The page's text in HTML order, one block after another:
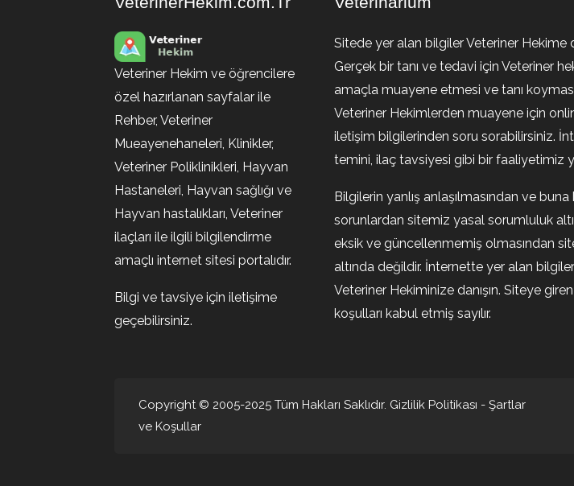
Veteriner Hekim ve öğrencilere
özel hazırlanan sayfalar ile
Rehber, Veteriner
Mueayenehaneleri, Klinikler,
Veteriner Poliklinikleri, Hayvan
Hastaneleri, Hayvan sağlığı ve
Hayvan hastalıkları, Veteriner
ilaçları ile ilgili bilgilendirme
amaçlı internet sitesi portalıdır.
Bilgi ve tavsiye için iletişime
geçebilirsiniz.
Sitede yer alan bilgiler Veteriner Hekime
Gerçek bir tanı ve tedavi için Veteriner
amaçla muayene etmesi ve tanı
Veteriner Hekimlerden muayene için
iletişim bilgilerinden soru sorabilirsiniz.
temini, ilaç tavsiyesi gibi bir faaliyetimiz
Bilgilerin yanlış anlaşılmasından ve
sorunlardan sitemiz yasal sorumluluk
eksik ve güncellenmemiş olmasından
altında değildir. İnternette yer alan
Veteriner Hekiminize danışın. Siteye
koşulları kabul etmiş sayılır.
Copyright © 2005-2025 Tüm Hakları Saklıdır. Gizlilik Politikası - Şartlar
ve Koşullar